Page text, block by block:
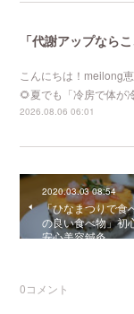
こんにちは！meilong
🌻夏でも「冷房で体が
2026.08.06 06:01
2020.03.03 08:54
「ひなまつりで食
の良い食べ物」初
安心美容鍼灸
0コメント